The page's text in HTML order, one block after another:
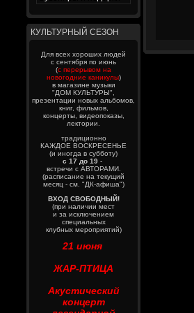
КУЛЬТУРНЫЙ СЕЗОН
Для всех хороших людей
с сентября по июнь
(с перерывом на
новогодние каникулы)
в магазине музыки
"ДОМ КУЛЬТУРЫ",
презентации новых альбомов,
книг, фильмов,
концерты, видеопоказы,
лектории.
традиционно
КАЖДОЕ ВОСКРЕСЕНЬЕ
(и иногда в субботу)
с 17 до 19 -
встречи с АВТОРАМИ.
(расписание на текущий
месяц - см. "ДК-афиша")
ВХОД СВОБОДНЫЙ!
(при наличии мест
и за исключением
специальных
клубных мероприятий)
21 июня
ЖАР-ПТИЦА
Акустический
концерт